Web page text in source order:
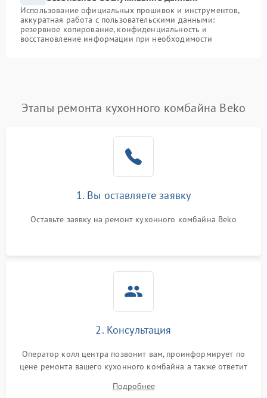
Использование официальных прошивок и инструментов,
аккуратная работа с пользовательскими данными:
резервное копирование, конфиденциальность и
восстановление информации при необходимости
Этапы ремонта кухонного комбайна Beko
1. Вы оставляете заявку
Оставьте заявку на ремонт кухонного комбайна Beko
2. Консультация
Оператор колл центра позвонит вам, проинформирует по
цене ремонта вашего кухонного комбайна а также ответит
Подробнее